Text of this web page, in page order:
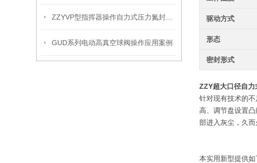
GUD系列电动高真空球阀操作应用案例
驱动方式
形态
密封形式
ZZY超大口径自力
针对现有技术的
高、调节盘设置
部进入灰尘，久
本实用新型提供如